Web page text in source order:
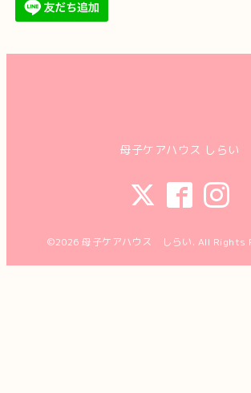
母子ケアハウス しらい
©2026母子ケアハウス しらい. All Rights